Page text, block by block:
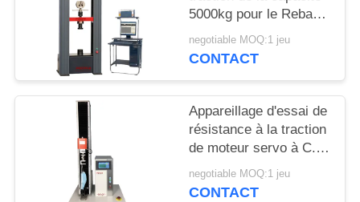
PRIVACY
POLICY
5000kg pour le Rebar
en acier, machine
d'essai de résistance à
negotiable MOQ:1 jeu
CONTACT
Appareillage d'essai de
résistance à la traction
de moteur servo à C.A.
pour la participation
médicale des masques
negotiable MOQ:1 jeu
CONTACT